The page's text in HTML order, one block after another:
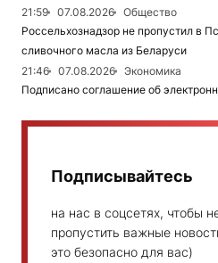
21:59
07.08.2026
Общество
Россельхознадзор не пропустил в
сливочного масла из Беларуси
21:46
07.08.2026
Экономика
Подписано соглашение об
Подписывайтесь
на нас в соцсетях, чтобы
пропустить важные
это безопасно для вас)